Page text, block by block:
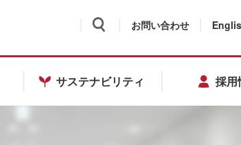
お問い合わせ
サステナビリティ 採用